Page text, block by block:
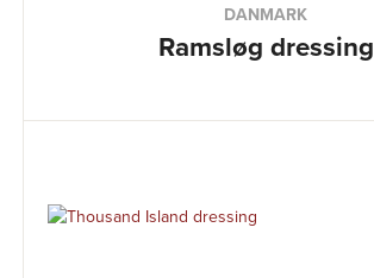
DANMARK
Ramsløg dressing